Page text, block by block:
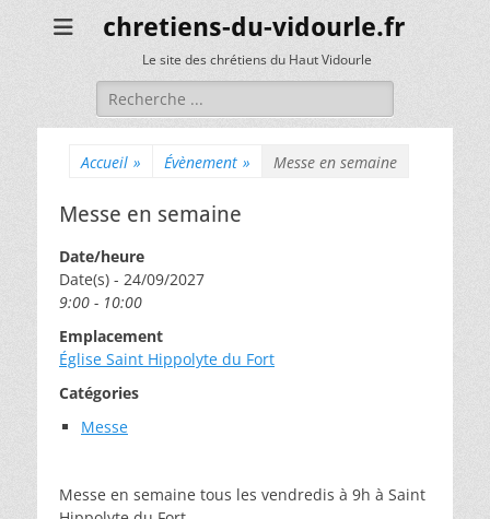
chretiens-du-vidourle.fr
Le site des chrétiens du Haut Vidourle
Rechercher :
Accueil » Évènement » Messe en semaine
Messe en semaine
Date/heure
Date(s) - 24/09/2027
9:00 - 10:00
Emplacement
Église Saint Hippolyte du Fort
Catégories
Messe
Messe en semaine tous les vendredis à 9h à Saint